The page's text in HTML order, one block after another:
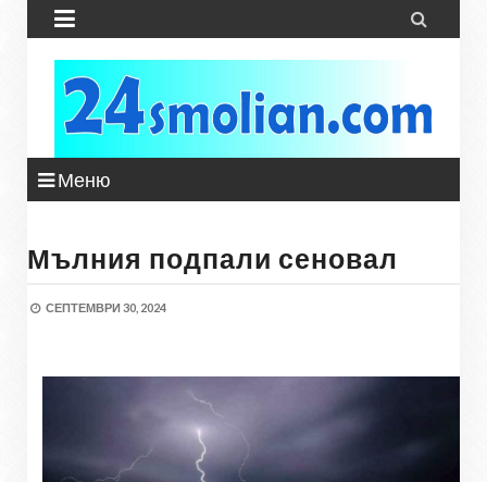
 
Меню
Мълния подпали сеновал
СЕПТЕМВРИ 30, 2024